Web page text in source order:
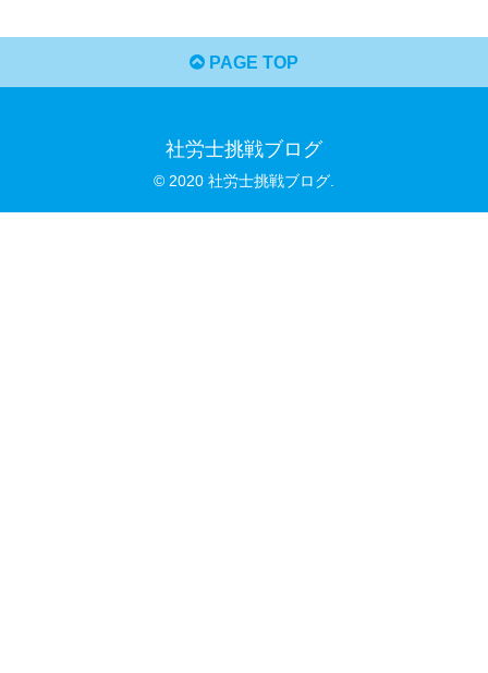
PAGE TOP
社労士挑戦ブログ
© 2020 社労士挑戦ブログ.